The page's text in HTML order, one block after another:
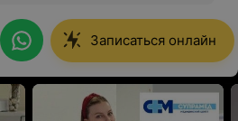
Записаться онлайн